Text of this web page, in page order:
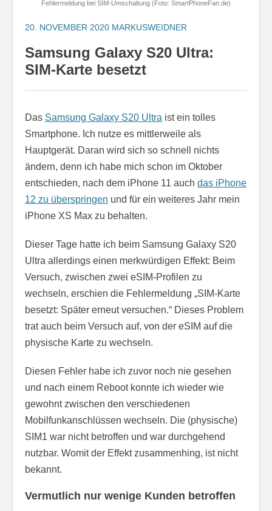
Fehlermeldung bei SIM-Umschaltung (Foto: SmartPhoneFan.de)
20. NOVEMBER 2020 MARKUSWEIDNER
Samsung Galaxy S20 Ultra:
SIM-Karte besetzt
Das Samsung Galaxy S20 Ultra ist ein tolles
Smartphone. Ich nutze es mittlerweile als
Hauptgerät. Daran wird sich so schnell nichts
ändern, denn ich habe mich schon im Oktober
entschieden, nach dem iPhone 11 auch das iPhone
12 zu überspringen und für ein weiteres Jahr mein
iPhone XS Max zu behalten.
Dieser Tage hatte ich beim Samsung Galaxy S20
Ultra allerdings einen merkwürdigen Effekt: Beim
Versuch, zwischen zwei eSIM-Profilen zu
wechseln, erschien die Fehlermeldung „SIM-Karte
besetzt: Später erneut versuchen.“ Dieses Problem
trat auch beim Versuch auf, von der eSIM auf die
physische Karte zu wechseln.
Diesen Fehler habe ich zuvor noch nie gesehen
und nach einem Reboot konnte ich wieder wie
gewohnt zwischen den verschiedenen
Mobilfunkanschlüssen wechseln. Die (physische)
SIM1 war nicht betroffen und war durchgehend
nutzbar. Womit der Effekt zusammenhing, ist nicht
bekannt.
Vermutlich nur wenige Kunden betroffen